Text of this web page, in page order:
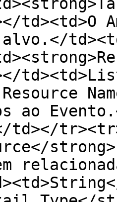
td><td>O
Resource
ao
td></